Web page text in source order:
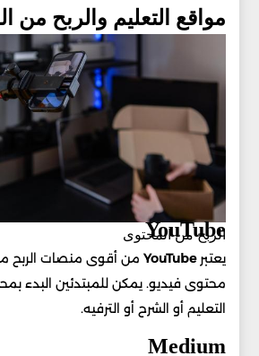
مواقع التعليم والربح من
الربح من المحتوى
YouTube
يعتبرYouTube من أقوى منصات الربح من
محتوى فيديو. يمكن للمبتدئين البدء
التعليم أو الشرح أو الترفيه.
Medium